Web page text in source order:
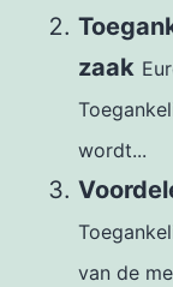
zaak
wordt...
van de